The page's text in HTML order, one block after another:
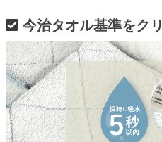
今治タオル基準をク